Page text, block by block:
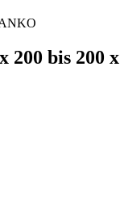
200 bis 200